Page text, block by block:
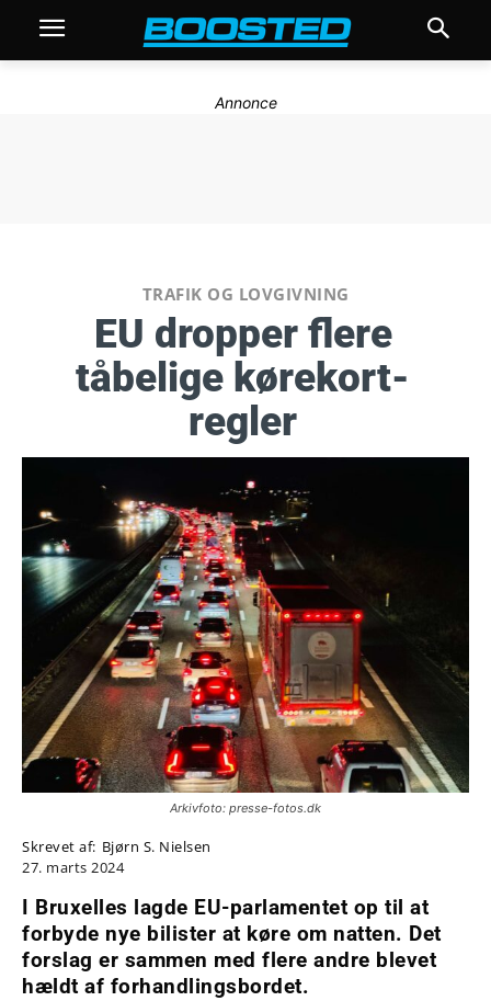
Annonce
TRAFIK OG LOVGIVNING
EU dropper flere
tåbelige kørekort-
regler
Arkivfoto: presse-fotos.dk
Skrevet af: Bjørn S. Nielsen
27. marts 2024
I Bruxelles lagde EU-parlamentet op til at
forbyde nye bilister at køre om natten. Det
forslag er sammen med flere andre blevet
hældt af forhandlingsbordet.